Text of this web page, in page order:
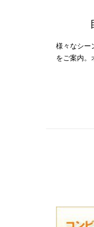
様々なシー
をご案内。